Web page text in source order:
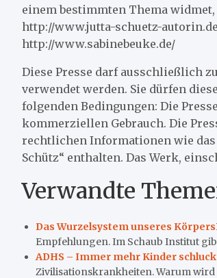
einem bestimmten Thema
http://www.jutta-schuetz-
http://www.sabinebeuke.de/
Diese Presse darf ausschließlich
verwendet werden. Sie dürfen
folgenden Bedingungen: Die
kommerziellen Gebrauch. Die
rechtlichen Informationen wie das
Schütz“ enthalten. Das Werk,
Verwandte
Das Wurzelsystem unseres Körpers
Empfehlungen. Im Schaub Institut
ADHS – Immer mehr Kinder
Zivilisationskrankheiten. Warum